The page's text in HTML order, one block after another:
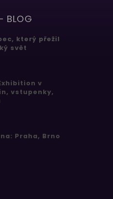
BLOG
který přežil
svět
v
vstupenky,
Praha, Brno